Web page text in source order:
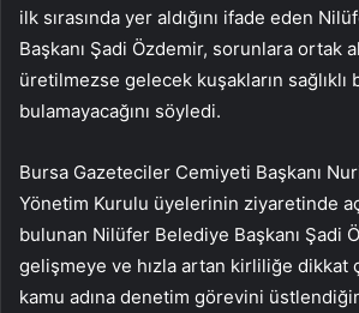
ilk sırasında yer aldığını ifade eden
Başkanı Şadi Özdemir, sorunlara ortak
üretilmezse gelecek kuşakların sağlıklı
bulamayacağını söyledi.
Bursa Gazeteciler Cemiyeti Başkanı
Yönetim Kurulu üyelerinin ziyaretinde
bulunan Nilüfer Belediye Başkanı Şadi
gelişmeye ve hızla artan kirliliğe dikkat
kamu adına denetim görevini